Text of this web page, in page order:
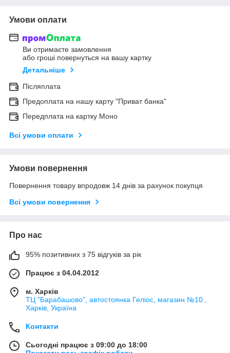
Умови оплати
Ви отримаєте замовлення
або гроші повернуться на вашу картку
Детальніше
Післяплата
Предоплата на нашу карту "Приват банка"
Передплата на картку Моно
Всі умови оплати
Умови повернення
Повернення товару впродовж 14 днів за рахунок покупця
Всі умови повернення
Про нас
95% позитивних з 75 відгуків за рік
Працює з 04.04.2012
м. Харків
ТЦ "Барабашово", автостоянка Геліос, магазин №10.,
Харків, Україна
Контакти
Сьогодні працює з 09:00 до 18:00